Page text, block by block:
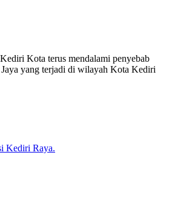
Kota terus mendalami penyebab
Jaya yang terjadi di wilayah Kota Kediri
Kediri Raya.